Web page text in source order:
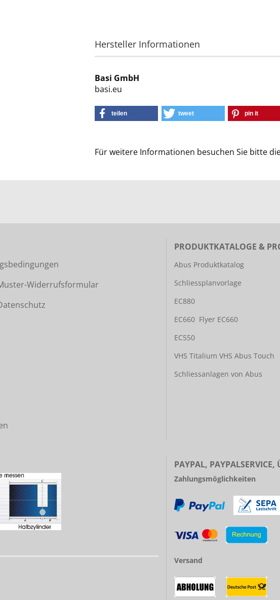
Hersteller Informationen
Basi GmbH
basi.eu
teilen tweet pin it
Für weitere Informationen besuchen Sie bitte
Widerrufsformular
PRODUKTKATALOGE &
Abus Produktkatalog
Schliessplanvorlage
EC880
EC660 Flyer EC660
EC550
VHS Titalium VHS Abus Touch
Schliessanlagen von Abus
PAYPAL, PAYPALSERVICE,
Zahlungsmöglichkeiten
Versand